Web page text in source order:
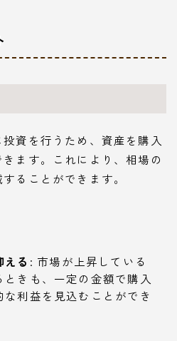
資を行うため、資産を購入
ます。これにより、相場の
ることができます。
る : 市場が上昇している
ときも、一定の金額で購入
利益を見込むことができ